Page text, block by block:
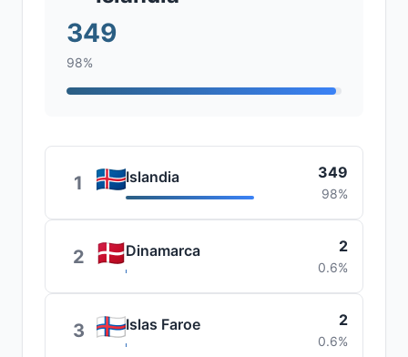
349
98%
1 Islandia 349
98%
2 Dinamarca 2
0.6%
3 Islas Faroe 2
0.6%